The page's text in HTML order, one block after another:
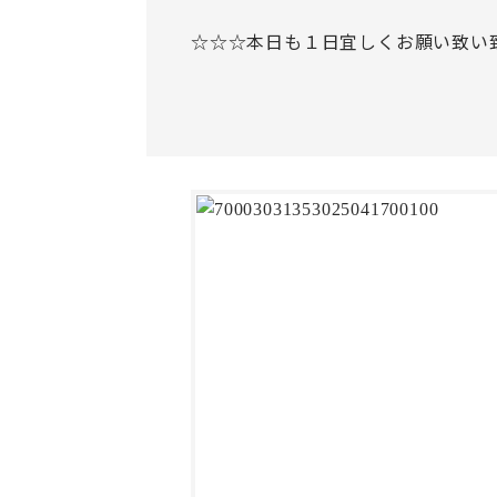
☆☆☆本日も１日宜しくお願い致